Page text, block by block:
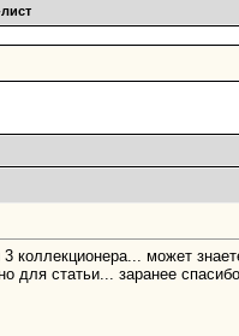
коллекционера... может
для статьи... заранее спасибо